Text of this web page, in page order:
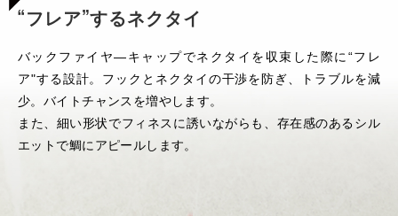
“フレア”するネクタイ
バックファイヤ―キャップでネクタイを収束した際に“フレ
ア"する設計。フックとネクタイの干渉を防ぎ、トラブルを減
少。バイトチャンスを増やします。
また、細い形状でフィネスに誘いながらも、存在感のあるシル
エットで鯛にアピールします。